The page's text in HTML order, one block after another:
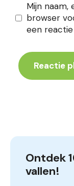
Mijn naam,
browser
een
Ontdek
vallen!